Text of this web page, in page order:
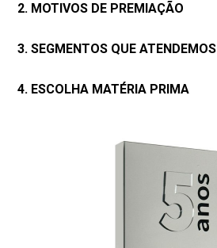
2. MOTIVOS DE PREMIAÇÃO
3. SEGMENTOS QUE ATENDEMOS
4. ESCOLHA MATÉRIA PRIMA